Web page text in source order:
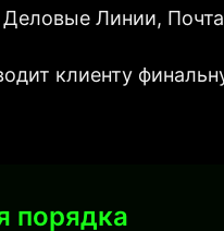
Линии,
клиенту
порядка